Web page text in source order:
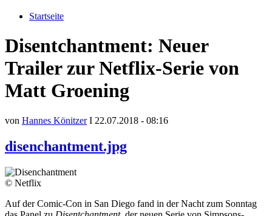
Startseite
Disentchantment: Neuer
Trailer zur Netflix-Serie von
Matt Groening
von Hannes KönitzerI 22.07.2018 - 08:16
disenchantment.jpg
© Netflix
Auf der Comic-Con in San Diego fand in der Nacht zum Sonntag